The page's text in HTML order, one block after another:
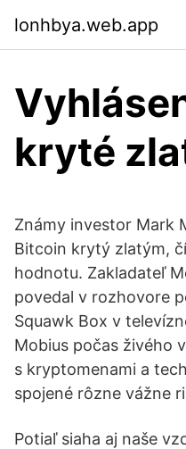
lonhbya.web.app
kryté
Známy investor Mark
Bitcoin krytý zlatým,
hodnotu. Zakladateľ
povedal v rozhovore
Squawk Box v
Mobius počas živého
s kryptomenami a
spojené rôzne vážne
Potiaľ siaha aj naše